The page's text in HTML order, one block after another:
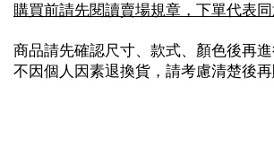
購買前請先閱讀賣場規章，下單代表同
商品請先確認尺寸、款式、顏色後再
不因個人因素退換貨，請考慮清楚後